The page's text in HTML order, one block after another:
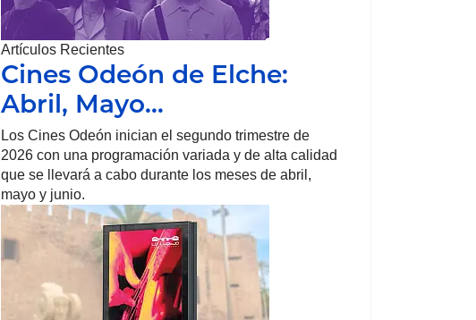
Artículos Recientes
Cines Odeón de Elche:
Abril, Mayo…
Los Cines Odeón inician el segundo trimestre de
2026 con una programación variada y de alta calidad
que se llevará a cabo durante los meses de abril,
mayo y junio.